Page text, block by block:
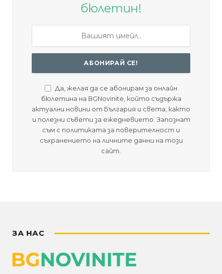
бюлетин!
Да, желая да се абонирам за онлайн
бюлетина на BGNovinite, който съдържа
актуални новини от България и света, както
и полезни съвети за ежедневието. Запознат
съм с политиката за поверителност и
съхранението на личните данни на този
сайт.
ЗА НАС